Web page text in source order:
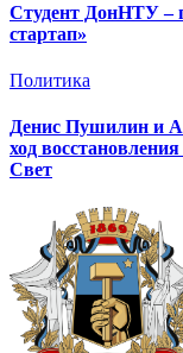
Студент ДонНТУ –
стартап»
Политика
Денис Пушилин и
ход
Свет